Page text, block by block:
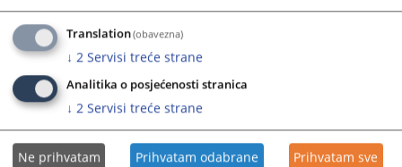
Translation(obavezna)
↓ 2 Servisi treće strane
Analitika o posjećenosti stranica
↓ 2 Servisi treće strane
Ne prihvatam Prihvatam odabrane Prihvatam sve